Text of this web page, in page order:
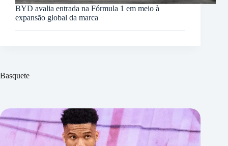
BYD avalia entrada na Fórmula 1 em meio à
expansão global da marca
Basquete